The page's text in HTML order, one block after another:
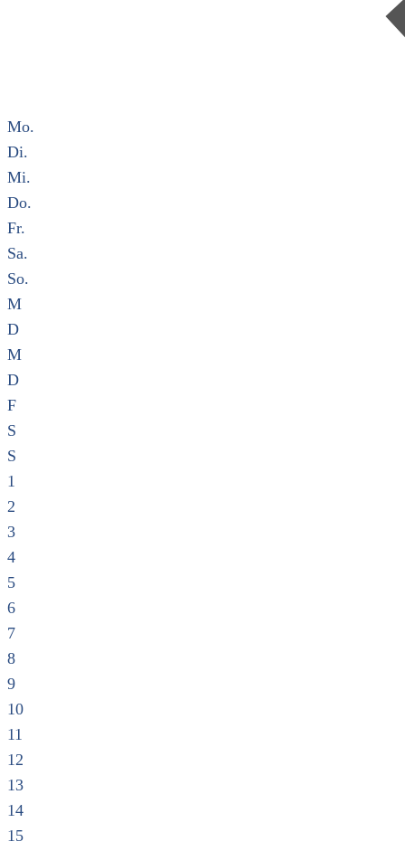
Mo.
Di.
Mi.
Do.
Fr.
Sa.
So.
M
D
M
D
F
S
S
1
2
3
4
5
6
7
8
9
10
11
12
13
14
15